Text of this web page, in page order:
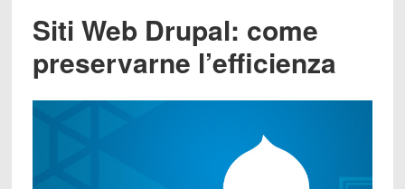
Siti Web Drupal: come
preservarne l’efficienza